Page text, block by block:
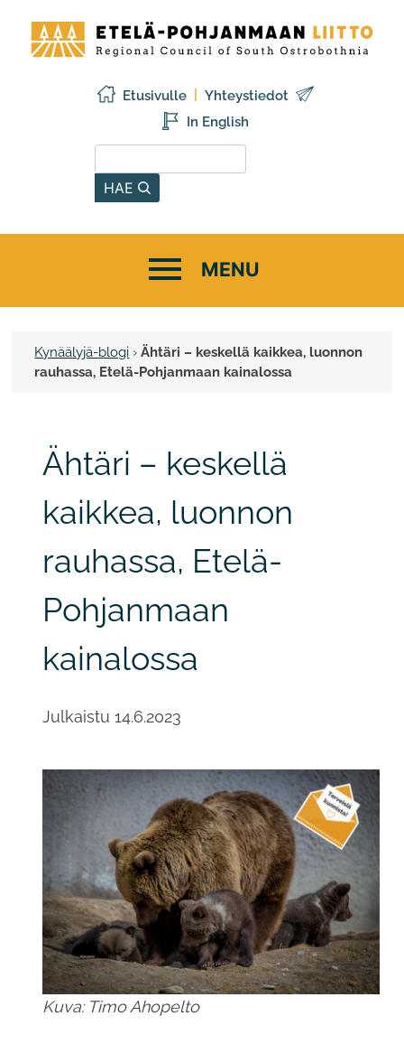
sisältöön
Pohjanmaan
liitto
Etusivulle Yhteystiedot
HAE
In English
Kynäälyjä-blogi ›Ähtäri – keskellä kaikkea, luonnon
rauhassa, Etelä-Pohjanmaan kainalossa
Ähtäri – keskellä
kaikkea, luonnon
rauhassa, Etelä-
Pohjanmaan
kainalossa
Julkaistu 14.6.2023
Kuva: Timo Ahopelto